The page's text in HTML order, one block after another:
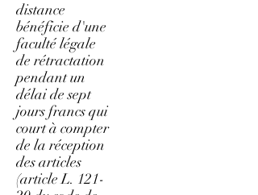
distance
bénéficie d'une
faculté légale
de rétractation
pendant un
délai de sept
jours francs qui
court à compter
de la réception
des articles
(article L. 121-